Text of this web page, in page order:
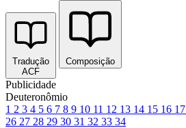
Tradução
ACF
Composição
Publicidade
Deuteronômio
1 2 3 4 5 6 7 8 9 10 11 12 13 14 15 16 17
26 27 28 29 30 31 32 33 34